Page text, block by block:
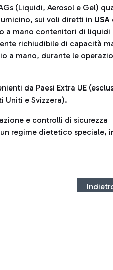
(Liquidi, Aerosol e Gel)
sui voli diretti in USA
a mano contenitori di liquidi
richiudibile di capacità
a mano, durante le
da Paesi Extra UE
Uniti e Svizzera).
e controlli di sicurezza
regime dietetico speciale,